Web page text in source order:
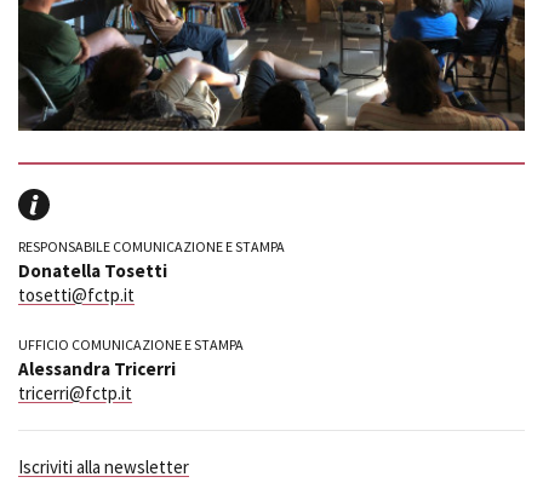
RESPONSABILE COMUNICAZIONE E STAMPA
Donatella Tosetti
tosetti@fctp.it
UFFICIO COMUNICAZIONE E STAMPA
Alessandra Tricerri
tricerri@fctp.it
Iscriviti alla newsletter